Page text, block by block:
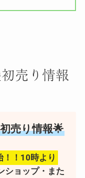
売り情報
売り情報🌟
！10時より
ショップ・また